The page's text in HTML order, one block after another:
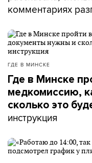
комментариях
ГДЕ В МИНСКЕ
Где в Минске
медкомиссию,
сколько это
инструкция